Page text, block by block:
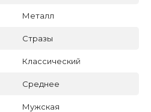
Металл
Стразы
Классический
Среднее
Мужская